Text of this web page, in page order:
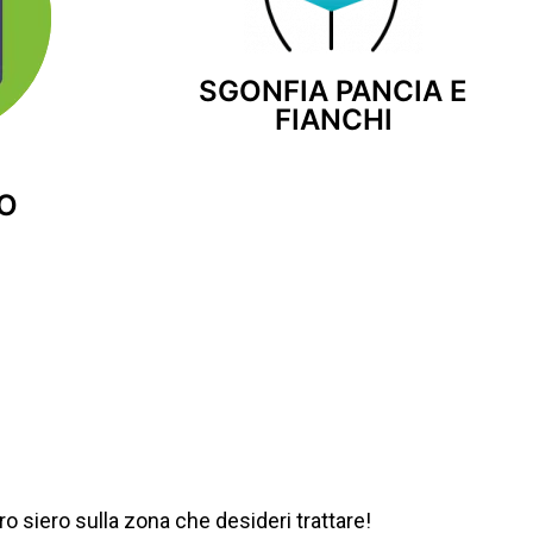
SGONFIA PANCIA E
FIANCHI
siero sulla zona che desideri trattare!